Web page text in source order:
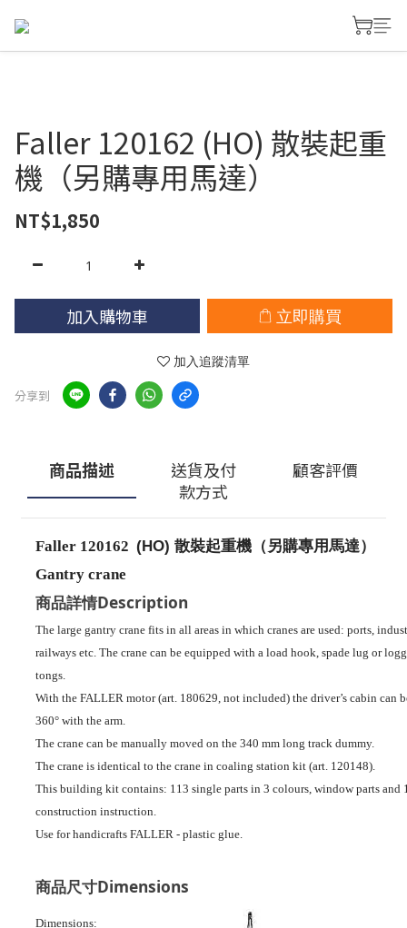
Faller 120162 (HO) 散裝起重
機（另購專用馬達）
NT$1,850
加入購物車 立即購買
加入追蹤清單
分享到
商品描述
送貨及付
款方式
顧客評價
Faller 120162(HO) 散裝起重機（另購專用馬達）
Gantry crane
商品詳情Description
The large gantry crane fits in all areas in which cranes are used: ports,
railways etc. The crane can be equipped with a load hook, spade lug or
tongs.
With the FALLER motor (art. 180629, not included) the driver’s cabin can
360° with the arm.
The crane can be manually moved on the 340 mm long track dummy.
The crane is identical to the crane in coaling station kit (art. 120148).
This building kit contains: 113 single parts in 3 colours, window parts and
construction instruction.
Use for handicrafts FALLER - plastic glue.
商品尺寸Dimensions
Dimensions: